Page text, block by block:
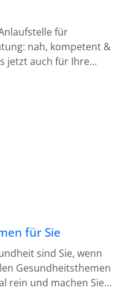
für
nah, kompetent &
jetzt auch für Ihre
für Sie
sind Sie, wenn
Gesundheitsthemen
rein und machen Sie